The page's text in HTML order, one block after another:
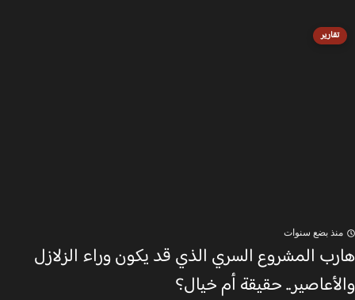
تقارير
منذ بضع سنوات
هارب المشروع السري الذي قد يكون وراء الزلازل
والأعاصير.. حقيقة أم خيال؟